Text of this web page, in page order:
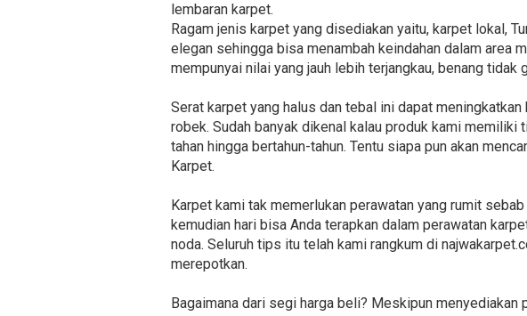
lembaran karpet.
Ragam jenis karpet yang disediakan yaitu, karpet lokal,
elegan sehingga bisa menambah keindahan dalam area
mempunyai nilai yang jauh lebih terjangkau, benang
Serat karpet yang halus dan tebal ini dapat
robek. Sudah banyak dikenal kalau produk kami
tahan hingga bertahun-tahun. Tentu siapa pun akan
Karpet.
Karpet kami tak memerlukan perawatan yang rumit
kemudian hari bisa Anda terapkan dalam perawatan
noda. Seluruh tips itu telah kami rangkum di
merepotkan.
Bagaimana dari segi harga beli? Meskipun